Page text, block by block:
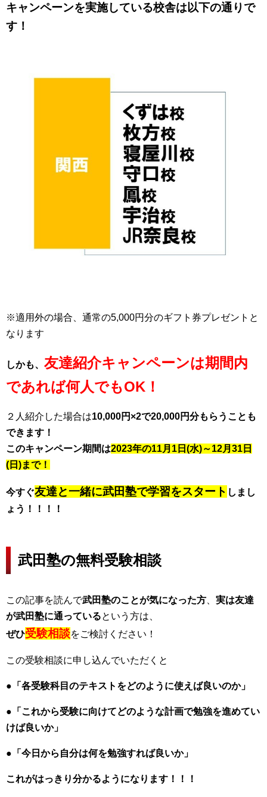
キャンペーンを実施している校舎は以下の通りで
す！
※適用外の場合、通常の5,000円分のギフト券プレゼントと
なります
しかも、 友達紹介キャンペーンは期間内
であれば何人でもOK！
２人紹介した場合は10,000円×2で20,000円分もらうことも
できます！
このキャンペーン期間は2023年の11月1日(水)～12月31日
(日)まで！
今すぐ友達と一緒に武田塾で学習をスタート しまし
ょう！！！！
武田塾の無料受験相談
この記事を読んで武田塾のことが気になった方
実は友達
が武田塾に通っているという方は、
ぜひ受験相談をご検討ください！
この受験相談に申し込んでいただくと
●「各受験科目のテキストをどのように使えば良いのか」
●「これから受験に向けてどのような計画で勉強を進めてい
けば良いか」
●「今日から自分は何を勉強すれば良いか」
これがはっきり分かるようになります！！！